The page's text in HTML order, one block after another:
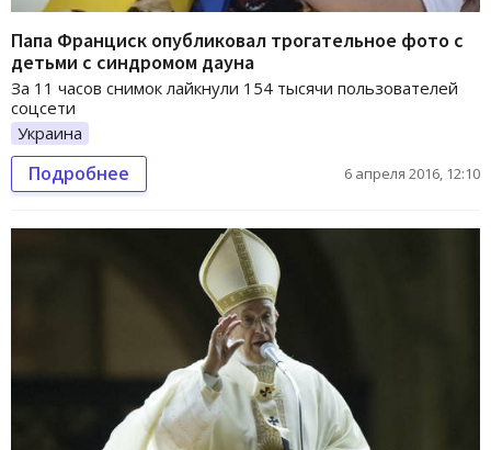
Папа Франциск опубликовал трогательное фото с
детьми с синдромом дауна
За 11 часов снимок лайкнули 154 тысячи пользователей
соцсети
Украина
Подробнее 6 апреля 2016, 12:10